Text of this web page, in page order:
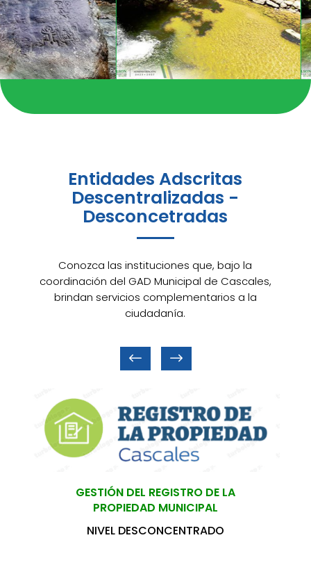
Entidades Adscritas
Descentralizadas -
Desconcetradas
Conozca las instituciones que, bajo la
coordinación del GAD Municipal de Cascales,
brindan servicios complementarios a la
ciudadanía.
GESTIÓN DEL REGISTRO DE LA
PROPIEDAD MUNICIPAL
NIVEL DESCONCENTRADO